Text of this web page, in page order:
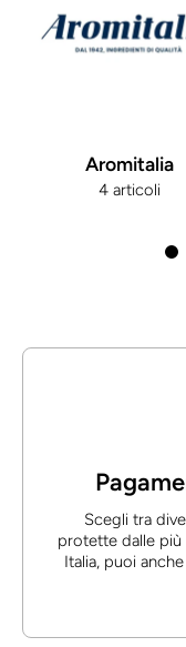
Aromitalia
4 articoli
Scegli tra
protette dalle
Italia, puoi